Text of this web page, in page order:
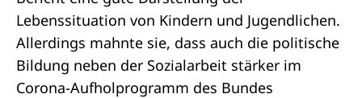
Lebenssituation von Kindern und Jugendlichen.
Allerdings mahnte sie, dass auch die politische
Bildung neben der Sozialarbeit stärker im
Corona-Aufholprogramm des Bundes